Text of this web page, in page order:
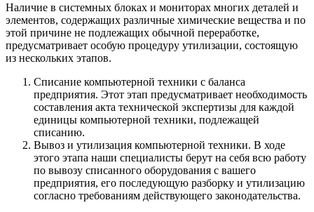
Наличие в системных блоках и мониторах многих деталей и
элементов, содержащих различные химические вещества и по
этой причине не подлежащих обычной переработке,
предусматривает особую процедуру утилизации, состоящую
из нескольких этапов.
Списание компьютерной техники с баланса
предприятия. Этот этап предусматривает необходимость
составления акта технической экспертизы для каждой
единицы компьютерной техники, подлежащей
списанию.
Вывоз и утилизация компьютерной техники. В ходе
этого этапа наши специалисты берут на себя всю работу
по вывозу списанного оборудования с вашего
предприятия, его последующую разборку и утилизацию
согласно требованиям действующего законодательства.